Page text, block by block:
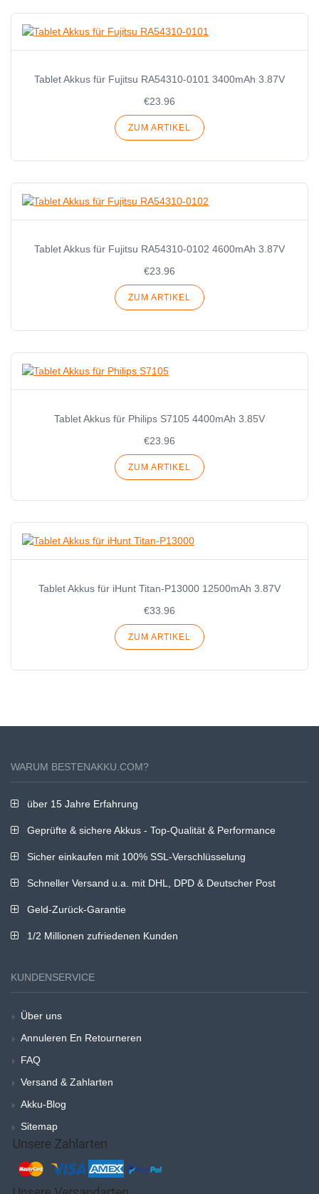
Tablet Akkus für Fujitsu RA54310-0101 3400mAh 3.87V
€23.96
ZUM ARTIKEL
Tablet Akkus für Fujitsu RA54310-0102 4600mAh 3.87V
€23.96
ZUM ARTIKEL
Tablet Akkus für Philips S7105 4400mAh 3.85V
€23.96
ZUM ARTIKEL
Tablet Akkus für iHunt Titan-P13000 12500mAh 3.87V
€33.96
ZUM ARTIKEL
WARUM BESTENAKKU.COM?
über 15 Jahre Erfahrung
Geprüfte & sichere Akkus - Top-Qualität & Performance
Sicher einkaufen mit 100% SSL-Verschlüsselung
Schneller Versand u.a. mit DHL, DPD & Deutscher Post
Geld-Zurück-Garantie
1/2 Millionen zufriedenen Kunden
KUNDENSERVICE
Über uns
Annuleren En Retourneren
FAQ
Versand & Zahlarten
Akku-Blog
Sitemap